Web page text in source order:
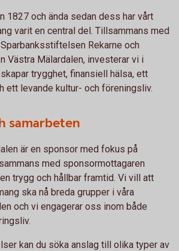
1827 och ända sedan dess har vårt
varit en central del. Tillsammans med
Rekarne och
Västra Mälardalen, investerar vi i
trygghet, finansiell hälsa, ett
ett levande kultur- och föreningsliv.
samarbeten
är en sponsor med fokus på
med sponsormottagaren
trygg och hållbar framtid. Vi vill att
ska nå breda grupper i våra
och vi engagerar oss inom både
kan du söka anslag till olika typer av